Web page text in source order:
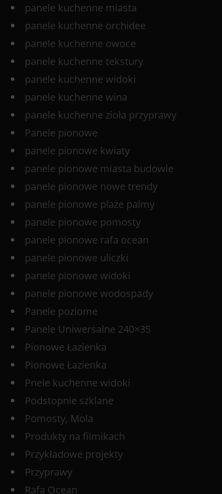
panele kuchenne miasta
panele kuchenne orchidee
panele kuchenne owoce
panele kuchenne tekstury
panele kuchenne widoki
panele kuchenne wina
panele kuchenne zioła przyprawy
Panele pionowe
panele pionowe kwiaty
panele pionowe miasta budowle
panele pionowe nowe trendy
panele pionowe plaże palmy
panele pionowe pomosty
panele pionowe rafa ocean
panele pionowe uliczki
panele pionowe widoki
panele pionowe wodospady
Panele poziome
Panele Uniwersalne 240×35
Pionowe Łazienka
Pionowe Łazienka
Pnele kuchenne widoki
Podstopnie szklane
Pomosty, Mola
Produkty na filmikach
Przykładowe projekty
Przyprawy
Rafa Ocean